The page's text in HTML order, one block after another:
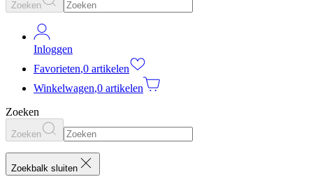
Zoeken
Inloggen
Favorieten,0 artikelen
Winkelwagen,0 artikelen
Zoeken
Zoeken
Zoekbalk sluiten